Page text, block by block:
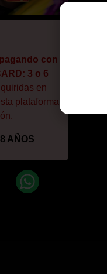
con
3 o 6
en
plataforma,
AÑOS